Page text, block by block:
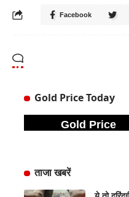
Facebook
Gold Price Today
Gold Price
ताजा खबरें